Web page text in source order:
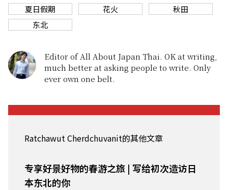
夏日假期
花火
秋田
东北
Editor of All About Japan Thai. OK at writing,
much better at asking people to write. Only
ever own one belt.
Ratchawut Cherdchuvanit的其他文章
专享好景好物的春游之旅 | 写给初次造访日
本东北的你